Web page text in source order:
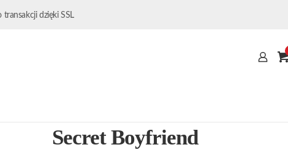
transakcji dzięki SSL
Secret Boyfriend